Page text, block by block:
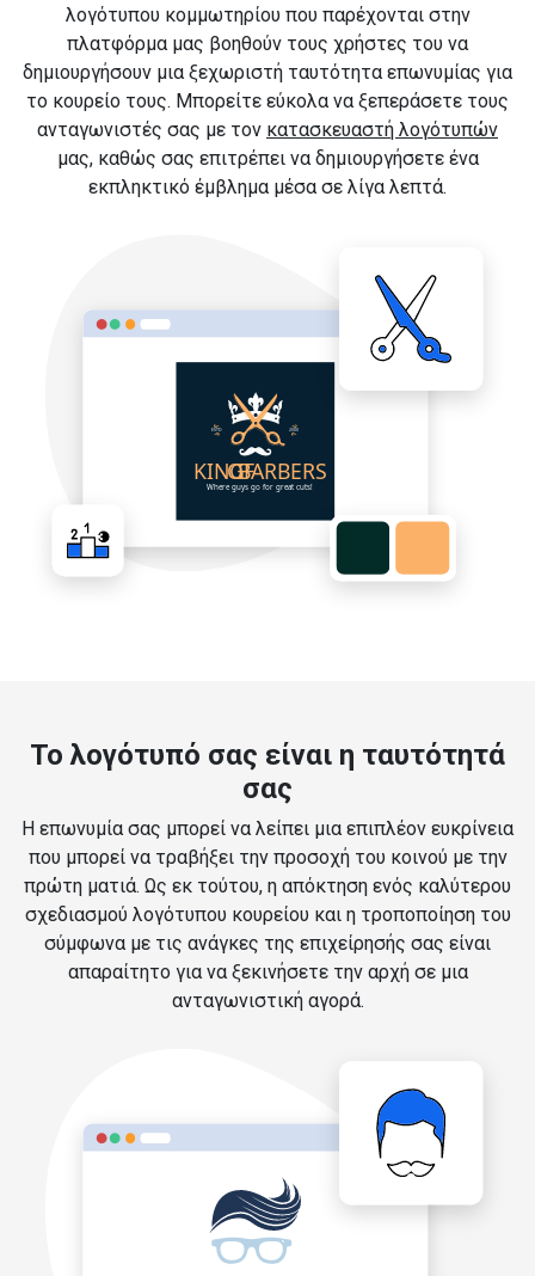
λογότυπου κομμωτηρίου που παρέχονται στην
πλατφόρμα μας βοηθούν τους χρήστες του να
δημιουργήσουν μια ξεχωριστή ταυτότητα επωνυμίας για
το κουρείο τους. Μπορείτε εύκολα να ξεπεράσετε τους
ανταγωνιστές σας με τον κατασκευαστή λογότυπών
μας, καθώς σας επιτρέπει να δημιουργήσετε ένα
εκπληκτικό έμβλημα μέσα σε λίγα λεπτά.
Το λογότυπό σας είναι η ταυτότητά
σας
Η επωνυμία σας μπορεί να λείπει μια επιπλέον ευκρίνεια
που μπορεί να τραβήξει την προσοχή του κοινού με την
πρώτη ματιά. Ως εκ τούτου, η απόκτηση ενός καλύτερου
σχεδιασμού λογότυπου κουρείου και η τροποποίηση του
σύμφωνα με τις ανάγκες της επιχείρησής σας είναι
απαραίτητο για να ξεκινήσετε την αρχή σε μια
ανταγωνιστική αγορά.